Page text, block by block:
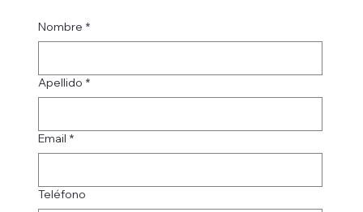
Nombre *
Apellido *
Email *
Teléfono